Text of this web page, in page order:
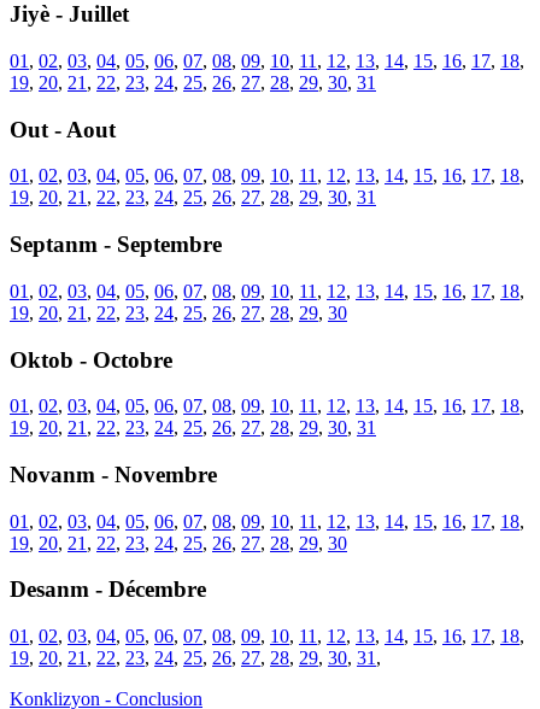
Jiyè - Juillet
01 , 02, 03, 04, 05, 06, 07, 08, 09, 10, 11 , 12, 13, 14, 15, 16, 17, 18,
19, 20, 21 , 22, 23, 24, 25, 26, 27, 28, 29, 30, 31
Out - Aout
01, 02, 03, 04, 05, 06, 07, 08, 09, 10, 11, 12, 13, 14, 15, 16, 17, 18,
19, 20, 21, 22, 23, 24, 25, 26, 27, 28, 29, 30, 31
Septanm - Septembre
01 , 02, 03, 04, 05, 06, 07, 08, 09, 10, 11 , 12, 13, 14, 15, 16, 17, 18,
19, 20, 21 , 22, 23, 24, 25, 26, 27, 28, 29, 30
Oktob - Octobre
01 , 02, 03, 04, 05, 06, 07, 08, 09, 10, 11 , 12, 13, 14, 15, 16, 17, 18,
19, 20, 21 , 22, 23, 24, 25, 26, 27, 28, 29, 30, 31
Novanm - Novembre
01 , 02, 03, 04, 05, 06, 07, 08, 09, 10, 11 , 12, 13, 14, 15, 16, 17, 18,
19, 20, 21 , 22, 23, 24, 25, 26, 27, 28, 29, 30
Desanm - Décembre
01 , 02, 03, 04, 05, 06, 07, 08, 09, 10, 11 , 12, 13, 14, 15, 16, 17, 18,
19, 20, 21 , 22, 23, 24, 25, 26, 27, 28, 29, 30, 31 ,
Konklizyon - Conclusion